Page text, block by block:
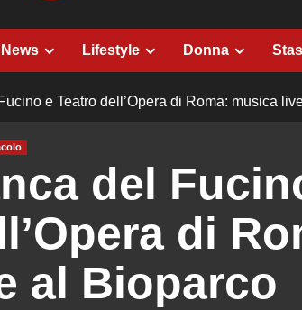
News Lifestyle Donna
e Teatro dell’Opera di Roma: musica
del
di
al Bioparco